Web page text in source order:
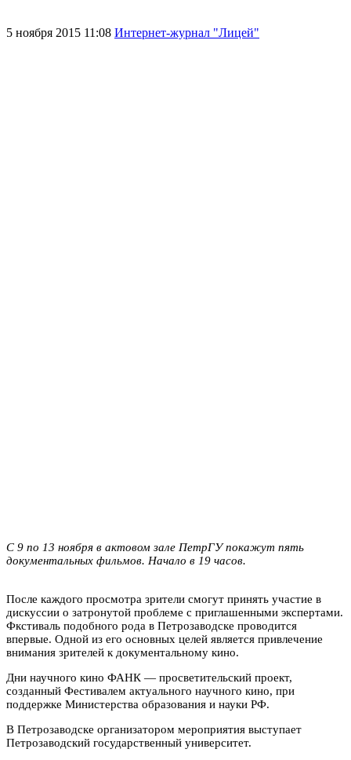
5 ноября 2015 11:08 Интернет-журнал "Лицей"
С 9 по 13 ноября в актовом зале ПетрГУ покажут пять
документальных фильмов. Начало в 19 часов.
После каждого просмотра зрители смогут принять участие в
дискуссии о затронутой проблеме с приглашенными экспертами.
Фкстиваль подобного рода в Петрозаводске проводится
впервые. Одной из его основных целей является привлечение
внимания зрителей к документальному кино.
Дни научного кино ФАНК — просветительский проект,
созданный Фестивалем актуального научного кино, при
поддержке Министерства образования и науки РФ.
В Петрозаводске организатором мероприятия выступает
Петрозаводский государственный университет.